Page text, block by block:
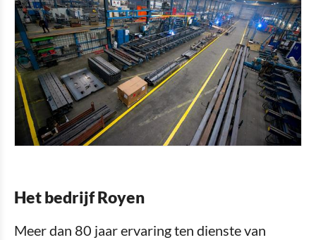
Het bedrijf Royen
Meer dan 80 jaar ervaring ten dienste van